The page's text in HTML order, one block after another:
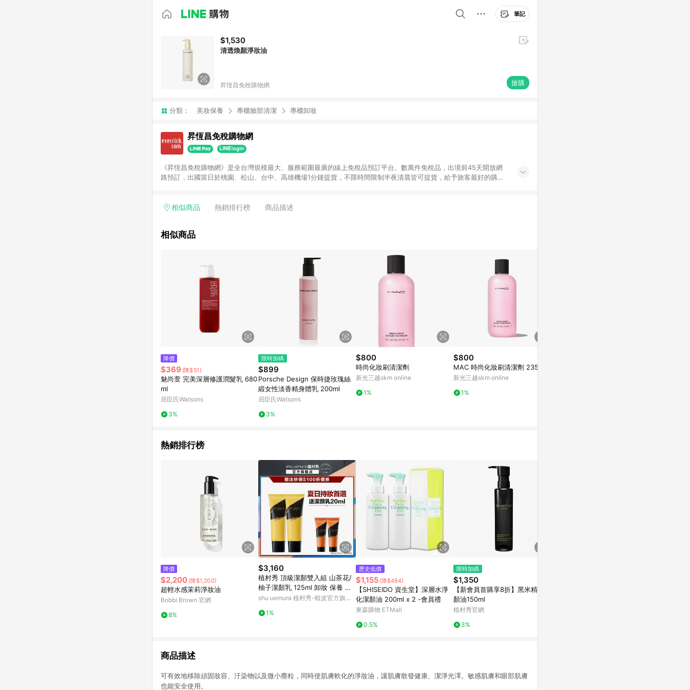
筆記
$1,530
清透煥顏淨妝油
昇恆昌免稅購物網 搶購
分類： 美妝保養 專櫃臉部清潔 專櫃卸妝
昇恆昌免稅購物網
《昇恆昌免稅購物網》是全台灣規模最大、服務範圍最廣的線上免稅品預訂平台。數萬件免稅品，出境前45天開放網
路預訂，出國當日於桃園、松山、台中、高雄機場1分鐘提貨，不限時間限制半夜清晨皆可提貨，給予旅客最好的購物
相似商品 熱銷排行榜 商品描述
相似商品
降價
$369 (降$51)
魅尚萱 完美深層修護潤髮乳 680
ml
屈臣氏Watsons
3%
限時加碼
$899
Porsche Design 保時捷玫瑰絲
緞女性淡香精身體乳 200ml
屈臣氏Watsons
3%
$800
時尚化妝刷清潔劑
新光三越skm online
1%
$800
MAC 時尚化妝刷清潔劑 235ml
新光三越skm online
1%
熱銷排行榜
降價
$2,200 (降$1,200)
超輕水感茉莉淨妝油
Bobbi Brown 官網
8%
$3,160
植村秀 頂級潔顏雙入組 山茶花/
柚子潔顏乳 125ml 卸妝 保養 清
潔 洗面乳 | Shu uemura 官方旗
shu uemura 植村秀-蝦皮官方旗艦
1%
歷史低價
$1,155 (降$484)
【SHISEIDO 資生堂】深層水淨
化潔顏油 200ml x 2 -會員禮
東森購物 ETMall
0.5%
限時加碼
$1,350
【新會員首購享8折】黑米精萃潔
顏油150ml
植村秀官網
3%
商品描述
可有效地移除頑固妝容、汙染物以及微小塵粒，同時使肌膚軟化的淨妝油，讓肌膚散發健康、潔淨光澤。敏感肌膚和眼部肌膚
也能安全使用。